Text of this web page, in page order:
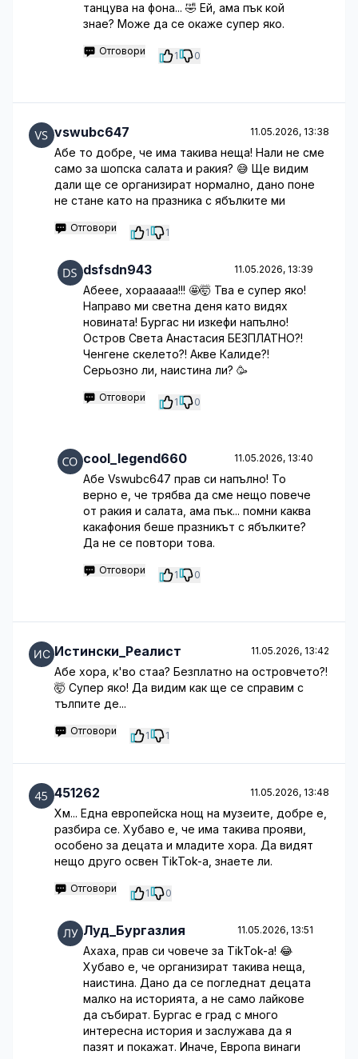
танцува на фона... 🤣 Ей, ама пък кой
знае? Може да се окаже супер яко.
Отговори 1 0
vswubc647 11.05.2026, 13:38
Абе то добре, че има такива неща! Нали не сме
само за шопска салата и ракия? 😅 Ще видим
дали ще се организират нормално, дано поне
не стане като на празника с ябълките ми
Отговори 1 1
dsfsdn943 11.05.2026, 13:39
Абеее, хорааааа!!! 🤩🤯 Тва е супер яко!
Направо ми светна деня като видях
новината! Бургас ни изкефи напълно!
Остров Света Анастасия БЕЗПЛАТНО?!
Ченгене скелето?! Акве Калиде?!
Серьозно ли, наистина ли? 🥳
Отговори 1 0
cool_legend660 11.05.2026, 13:40
Абе Vswubc647 прав си напълно! То
верно е, че трябва да сме нещо повече
от ракия и салата, ама пък... помни каква
какафония беше празникът с ябълките?
Да не се повтори това.
Отговори 1 0
Истински_Реалист 11.05.2026, 13:42
Абе хора, к'во стаа? Безплатно на островчето?!
🤯 Супер яко! Да видим как ще се справим с
тълпите де...
Отговори 1 1
451262 11.05.2026, 13:48
Хм... Една европейска нощ на музеите, добре е,
разбира се. Хубаво е, че има такива прояви,
особено за децата и младите хора. Да видят
нещо друго освен TikTok-а, знаете ли.
Отговори 1 0
Луд_Бургазлия 11.05.2026, 13:51
Ахаха, прав си човече за TikTok-а! 😂
Хубаво е, че организират такива неща,
наистина. Дано да се погледнат децата
малко на историята, а не само лайкове
да събират. Бургас е град с много
интересна история и заслужава да я
пазят и покажат. Иначе, Европа винаги